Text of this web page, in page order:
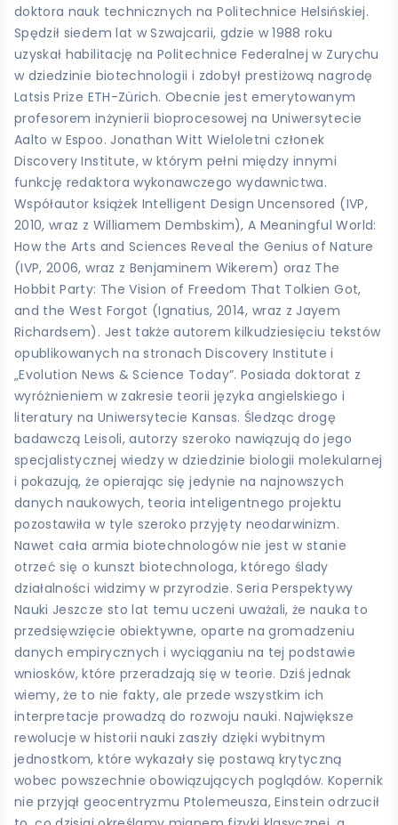
doktora nauk technicznych na Politechnice Helsińskiej.
Spędził siedem lat w Szwajcarii, gdzie w 1988 roku
uzyskał habilitację na Politechnice Federalnej w Zurychu
w dziedzinie biotechnologii i zdobył prestiżową nagrodę
Latsis Prize ETH-Zürich. Obecnie jest emerytowanym
profesorem inżynierii bioprocesowej na Uniwersytecie
Aalto w Espoo. Jonathan Witt Wieloletni członek
Discovery Institute, w którym pełni między innymi
funkcję redaktora wykonawczego wydawnictwa.
Współautor książek Intelligent Design Uncensored (IVP,
2010, wraz z Williamem Dembskim), A Meaningful World:
How the Arts and Sciences Reveal the Genius of Nature
(IVP, 2006, wraz z Benjaminem Wikerem) oraz The
Hobbit Party: The Vision of Freedom That Tolkien Got,
and the West Forgot (Ignatius, 2014, wraz z Jayem
Richardsem). Jest także autorem kilkudziesięciu tekstów
opublikowanych na stronach Discovery Institute i
„Evolution News & Science Today”. Posiada doktorat z
wyróżnieniem w zakresie teorii języka angielskiego i
literatury na Uniwersytecie Kansas. Śledząc drogę
badawczą Leisoli, autorzy szeroko nawiązują do jego
specjalistycznej wiedzy w dziedzinie biologii molekularnej
i pokazują, że opierając się jedynie na najnowszych
danych naukowych, teoria inteligentnego projektu
pozostawiła w tyle szeroko przyjęty neodarwinizm.
Nawet cała armia biotechnologów nie jest w stanie
otrzeć się o kunszt biotechnologa, którego ślady
działalności widzimy w przyrodzie. Seria Perspektywy
Nauki Jeszcze sto lat temu uczeni uważali, że nauka to
przedsięwzięcie obiektywne, oparte na gromadzeniu
danych empirycznych i wyciąganiu na tej podstawie
wniosków, które przeradzają się w teorie. Dziś jednak
wiemy, że to nie fakty, ale przede wszystkim ich
interpretacje prowadzą do rozwoju nauki. Największe
rewolucje w historii nauki zaszły dzięki wybitnym
jednostkom, które wykazały się postawą krytyczną
wobec powszechnie obowiązujących poglądów. Kopernik
nie przyjął geocentryzmu Ptolemeusza, Einstein odrzucił